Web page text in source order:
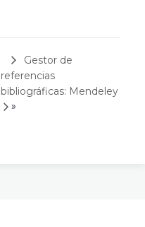
Gestor de
referencias
bibliográficas: Mendeley
»